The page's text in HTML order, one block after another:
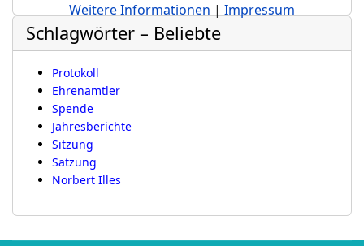
Schlagwörter – Beliebte
Protokoll
Ehrenamtler
Spende
Jahresberichte
Sitzung
Satzung
Norbert Illes
Weitere Informationen | Impressum